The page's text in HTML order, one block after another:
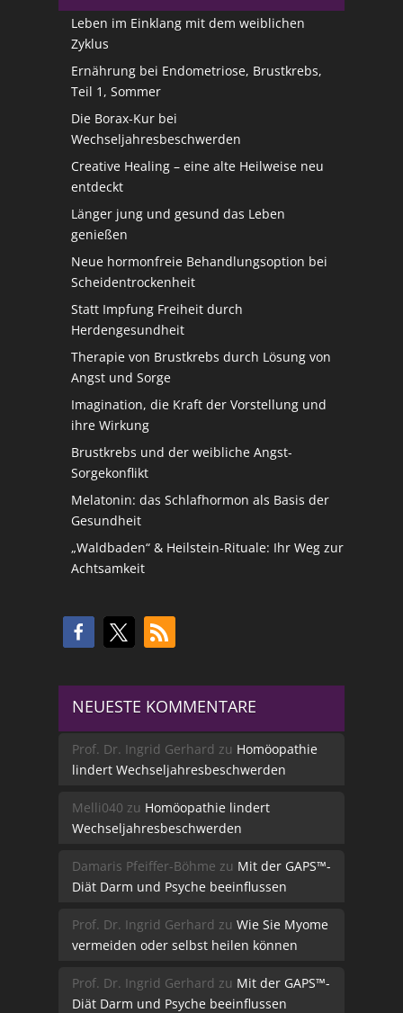
Leben im Einklang mit dem weiblichen
Zyklus
Ernährung bei Endometriose, Brustkrebs,
Teil 1, Sommer
Die Borax-Kur bei
Wechseljahresbeschwerden
Creative Healing – eine alte Heilweise neu
entdeckt
Länger jung und gesund das Leben
genießen
Neue hormonfreie Behandlungsoption bei
Scheidentrockenheit
Statt Impfung Freiheit durch
Herdengesundheit
Therapie von Brustkrebs durch Lösung von
Angst und Sorge
Imagination, die Kraft der Vorstellung und
ihre Wirkung
Brustkrebs und der weibliche Angst-
Sorgekonflikt
Melatonin: das Schlafhormon als Basis der
Gesundheit
„Waldbaden“ & Heilstein-Rituale: Ihr Weg zur
Achtsamkeit
NEUESTE KOMMENTARE
Prof. Dr. Ingrid Gerhard zu Homöopathie
lindert Wechseljahresbeschwerden
Melli040 zu Homöopathie lindert
Wechseljahresbeschwerden
Damaris Pfeiffer-Böhme zu Mit der GAPS™-
Diät Darm und Psyche beeinflussen
Prof. Dr. Ingrid Gerhard zu Wie Sie Myome
vermeiden oder selbst heilen können
Prof. Dr. Ingrid Gerhard zu Mit der GAPS™-
Diät Darm und Psyche beeinflussen